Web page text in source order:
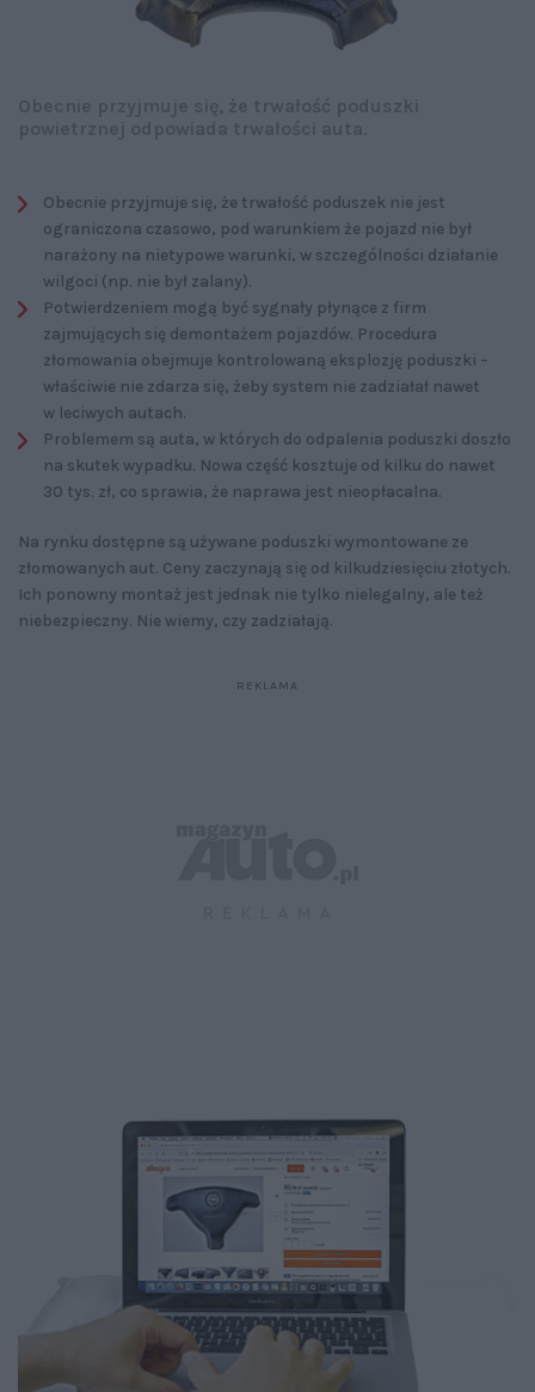
Obecnie przyjmuje się, że trwałość poduszek nie jest
ograniczona czasowo, pod warunkiem że pojazd nie był
narażony na nietypowe warunki, w szczególności działanie
wilgoci (np. nie był zalany).
Potwierdzeniem mogą być sygnały płynące z firm
zajmujących się demontażem pojazdów. Procedura
złomowania obejmuje kontrolowaną eksplozję poduszki –
właściwie nie zdarza się, żeby system nie zadziałał nawet
w leciwych autach.
Problemem są auta, w których do odpalenia poduszki doszło
na skutek wypadku. Nowa część kosztuje od kilku do nawet
30 tys. zł, co sprawia, że naprawa jest nieopłacalna.
Na rynku dostępne są używane poduszki wymontowane ze
złomowanych aut. Ceny zaczynają się od kilkudziesięciu złotych.
Ich ponowny montaż jest jednak nie tylko nielegalny, ale też
niebezpieczny. Nie wiemy, czy zadziałają.